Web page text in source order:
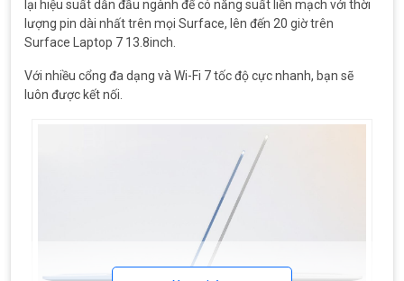
lại hiệu suất dẫn đầu ngành để có năng suất liền mạch với thời
lượng pin dài nhất trên mọi Surface, lên đến 20 giờ trên
Surface Laptop 7 13.8inch.
Với nhiều cổng đa dạng và Wi-Fi 7 tốc độ cực nhanh, bạn sẽ
luôn được kết nối.